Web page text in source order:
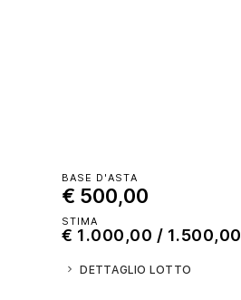
BASE D'ASTA
€ 500,00
STIMA
€ 1.000,00 / 1.500,00
DETTAGLIO LOTTO